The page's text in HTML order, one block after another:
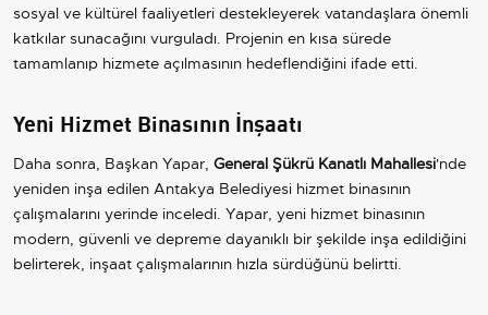
sosyal ve kültürel faaliyetleri destekleyerek vatandaşlara önemli
katkılar sunacağını vurguladı. Projenin en kısa sürede
tamamlanıp hizmete açılmasının hedeflendiğini ifade etti.
Yeni Hizmet Binasının İnşaatı
Daha sonra, Başkan Yapar, General Şükrü Kanatlı Mahallesi'nde
yeniden inşa edilen Antakya Belediyesi hizmet binasının
çalışmalarını yerinde inceledi. Yapar, yeni hizmet binasının
modern, güvenli ve depreme dayanıklı bir şekilde inşa edildiğini
belirterek, inşaat çalışmalarının hızla sürdüğünü belirtti.